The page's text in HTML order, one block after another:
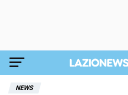
NEWS